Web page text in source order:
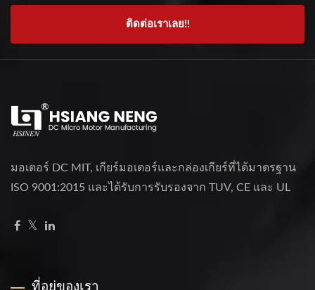
ติดต่อเราเลย!!
มอเตอร์ DC MIT, เกียร์มอเตอร์และกล่องเกียร์ที่ได้มาตรฐาน
ISO 9001:2015 และได้รับการรับรองจาก TUV, CE และ UL
ที่อยู่ของเรา